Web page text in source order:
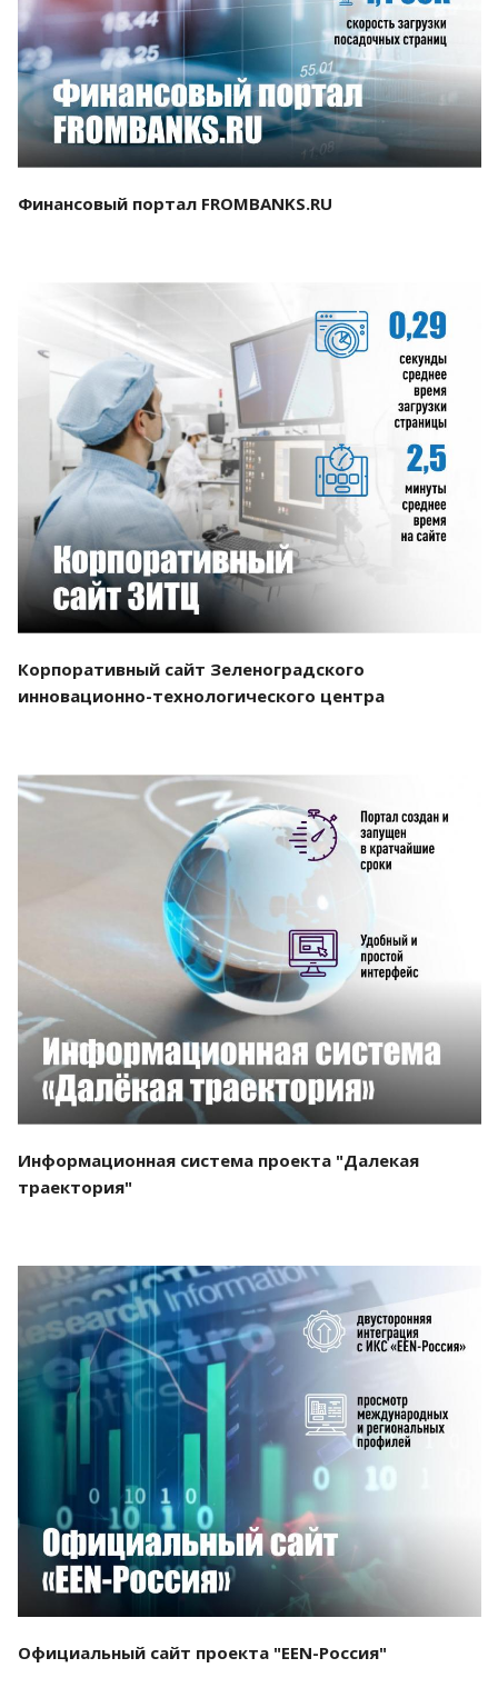
Смотреть проект
Финансовый портал FROMBANKS.RU
Смотреть проект
Корпоративный сайт Зеленоградского
инновационно-технологического центра
Смотреть проект
Информационная система проекта "Далекая
траектория"
Смотреть проект
Официальный сайт проекта "EEN-Россия"